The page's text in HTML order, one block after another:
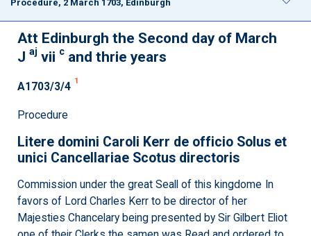
Procedure, 2 March 1703, Edinburgh
Att Edinburgh the Second day of March
J aj vii c and thrie years
A1703/3/4 1
Procedure
Litere domini Caroli Kerr de officio Solus et
unici Cancellariae Scotus directoris
Commission under the great Seall of this kingdome In
favors of Lord Charles Kerr to be director of her
Majesties Chancelary being presented by Sir Gilbert Eliot